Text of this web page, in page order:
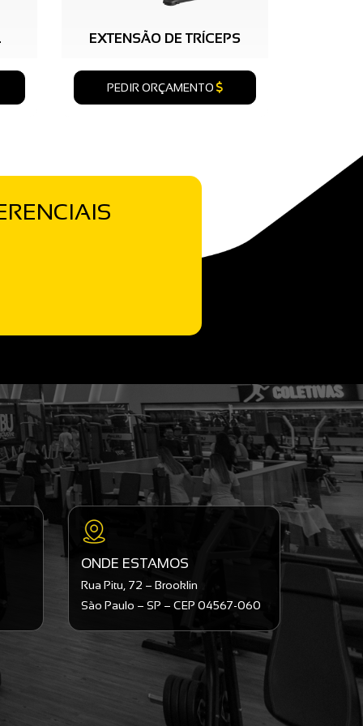
EXTENSÃO DE TRÍCEPS
PEDIR ORÇAMENTO
ONDE ESTAMOS
Rua Pitu, 72 – Brooklin
São Paulo – SP – CEP 04567-060